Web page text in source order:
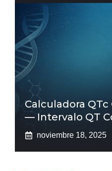
Calculadora
— Intervalo QT
noviembre 18, 2025